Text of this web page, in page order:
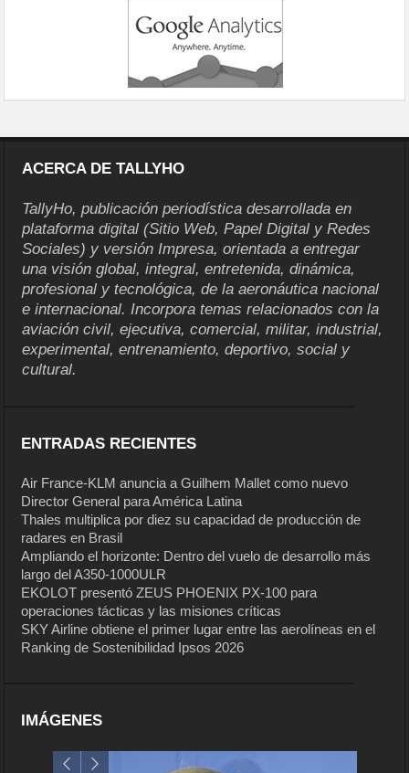
ACERCA DE TALLYHO
TallyHo, publicación periodística desarrollada en
plataforma digital (Sitio Web, Papel Digital y Redes
Sociales) y versión Impresa, orientada a entregar
una visión global, integral, entretenida, dinámica,
profesional y tecnológica, de la aeronáutica nacional
e internacional. Incorpora temas relacionados con la
aviación civil, ejecutiva, comercial, militar, industrial,
experimental, entrenamiento, deportivo, social y
cultural.
ENTRADAS RECIENTES
Air France-KLM anuncia a Guilhem Mallet como nuevo
Director General para América Latina
Thales multiplica por diez su capacidad de producción de
radares en Brasil
Ampliando el horizonte: Dentro del vuelo de desarrollo más
largo del A350-1000ULR
EKOLOT presentó ZEUS PHOENIX PX-100 para
operaciones tácticas y las misiones críticas
SKY Airline obtiene el primer lugar entre las aerolíneas en el
Ranking de Sostenibilidad Ipsos 2026
IMÁGENES